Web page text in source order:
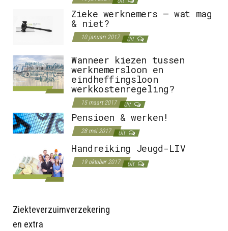
Zieke werknemers – wat mag
& niet?
10 januari 2017 Uit
Wanneer kiezen tussen
werknemersloon en
eindheffingsloon
werkkostenregeling?
15 maart 2017 Uit
Pensioen & werken!
28 mei 2017 Uit
Handreiking Jeugd-LIV
19 oktober 2017 Uit
Ziekteverzuimverzekering
en extra